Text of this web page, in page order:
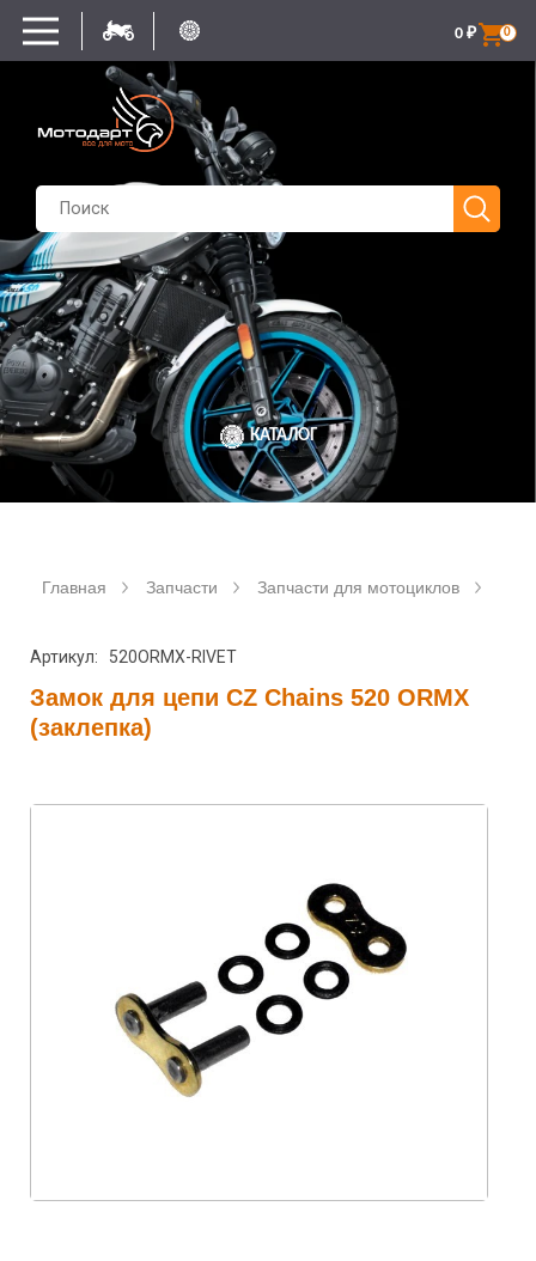
0
0 ₽
КАТАЛОГ
Главная Запчасти Запчасти для мотоциклов
Артикул: 520ORMX-RIVET
Замок для цепи CZ Chains 520 ORMX
(заклепка)